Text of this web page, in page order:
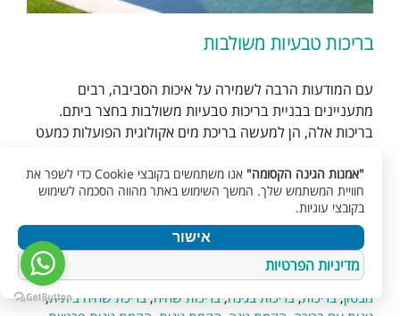
בריכות טבעיות משולבות
עם המודעות הרבה לשמירה על איכות הסביבה, רבים
מתעניינים בבניית בריכות טבעיות משולבות בחצר ביתם.
בריכות אלה, הן למעשה בריכת מים אקולוגית הפועלות כמעט
סינון או משאבת מים. הרעיון בבריכות אלה הוא להכניס את
הטבע לחצר הבית ולתת לטבע לעשות [...]
11/03/2018
| קטגוריות:
בריכות
שחיה,בריכת שחיה ביתית,עיצוב גינות | תגיות:בריכה,בריכה
מבטון,בריכות,בריכות בגינה,בריכות שחיה,בריכת שחיה ביתית,
"אמנות הגינה הקסומה"
אנו משתמשים בקובצי Cookie כדי לשפר את
חוויית המשתמש שלך. המשך השימוש באתר מהווה הסכמה לשימוש
בקובצי עוגיות.
אישור
מדיניות הפרטיות